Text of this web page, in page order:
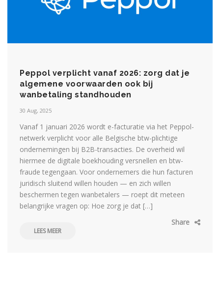
Peppol verplicht vanaf 2026: zorg dat je
algemene voorwaarden ook bij
wanbetaling standhouden
30 Aug, 2025
Vanaf 1 januari 2026 wordt e-facturatie via het Peppol-
netwerk verplicht voor alle Belgische btw-plichtige
ondernemingen bij B2B-transacties. De overheid wil
hiermee de digitale boekhouding versnellen en btw-
fraude tegengaan. Voor ondernemers die hun facturen
juridisch sluitend willen houden — en zich willen
beschermen tegen wanbetalers — roept dit meteen
belangrijke vragen op: Hoe zorg je dat […]
Share
LEES MEER